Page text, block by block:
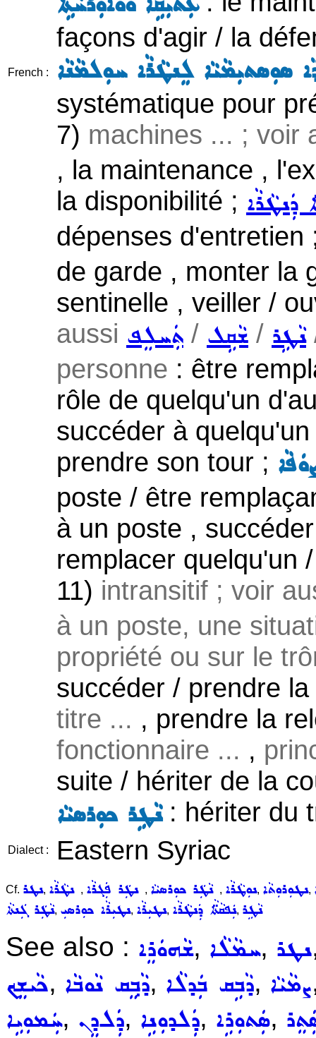
French :
façons d'agir / la
ܣܘܼܣܬܝܼܡܵܝܵܐ ܠܸܢܛܵܪܵܐ ܚܘܼܠܡܵܢܵܐ
systématique pour
7) machines ... ; voir
, la maintenance ,
la disponibilité ; ܕܲܢܛܵܪܵܐ
dépenses
de garde , monter la
sentinelle , veiller /
aussi ܬܲܚܠܸܦ / ܫܵܩܹܠ / ܢܵܛܹܪ
personne : être
rôle de quelqu'un
succéder à
prendre son tour ;
poste / être
à un poste ,
remplacer quelqu'un
11) intransitif ; voir
à un poste, une
propriété ou sur le
succéder / prendre
titre ... , prendre la
fonctionnaire ... ,
suite / hériter de la
ܢܵܛܹܪ ܟܘܼܪܣܝܵܐ: hériter du
Dialect : Eastern Syriac
Cf. ܢܛܪ, ܢܛܵܪܵܐ , ܢܛܲܪ ܦܲܓܪܵܐ , ܢܵܛܲܪ ܟܘܼܪܣܝܵܐ , ܢܘܼܛܵܪܵܐ, ܢܛܘܼܪܘܼܬܵܐ,
ܢܵܛܲܪ ܓܲܢܬܵܐ, ܢܛܝܼܪܵܐ ܟܘܼܪܣܝܼ, ܢܛܝܼܪܵܐ, ܢܲܦܩܵܬ̈ܵܐ ܕܲܢܛܵܪܵܐ, ܢܵܛܹܪ
See also : ܫܵܗܘܿܪܸܐ, ܚܡܵܠܵܐ, ܢܛܪ
ܟܵܝܫܸܟ, ܕܵܒ݂ܸܩ ܢܵܘܒܵܐ, ܕܵܒܹܩ ܒܲܕܠܵܐ, ܨܡܵܝܵܐ
ܚܲܡܘܼܝܹܐ, ܕܲܠܕܸܢ, ܕܲܠܕܘܼܢܹܐ, ܣܲܬܘܼܪܹܐ,